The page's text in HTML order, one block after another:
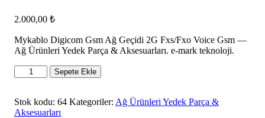
2.000,00 ₺
Mykablo Digicom Gsm Ağ Geçidi 2G Fxs/Fxo Voice Gsm —
Ağ Ürünleri Yedek Parça & Aksesuarları. e-mark teknoloji.
Digicom
Gsm
Geçidi
2G
Sepete Ekle
Stok kodu: 64 Kategoriler: Ağ Ürünleri Yedek Parça &
Aksesuarları